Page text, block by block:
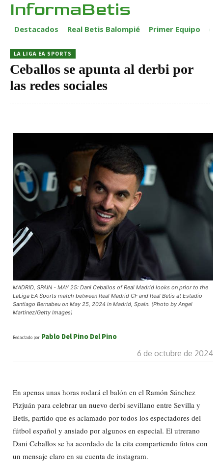
InformaBetis
Destacados Real Betis Balompié Primer Equipo
LA LIGA EA SPORTS
Ceballos se apunta al derbi por
las redes sociales
MADRID, SPAIN - MAY 25: Dani Ceballos of Real Madrid looks on prior to the
LaLiga EA Sports match between Real Madrid CF and Real Betis at Estadio
Santiago Bernabeu on May 25, 2024 in Madrid, Spain. (Photo by Angel
Martinez/Getty Images)
Redactado por Pablo Del Pino Del Pino
6 de octubre de 2024
En apenas unas horas rodará el balón en el Ramón Sánchez
Pizjuán para celebrar un nuevo derbi sevillano entre Sevilla y
Betis, partido que es aclamado por todos los espectadores del
fútbol español y ansiado por algunos en especial. El utrerano
Dani Ceballos se ha acordado de la cita compartiendo fotos con
un mensaje claro en su cuenta de instagram.